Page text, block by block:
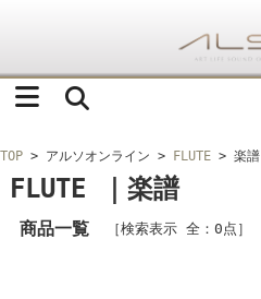
TOP > アルソオンライン > FLUTE > 楽譜
FLUTE ｜楽譜
商品一覧 ［検索表示 全：0点］